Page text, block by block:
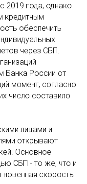
2019 года, однако
кредитным
обеспечить
через СБП.
Банка России от
момент, согласно
число составило
лицами и
открывают
Основное
СБП - то же, что и
скорость